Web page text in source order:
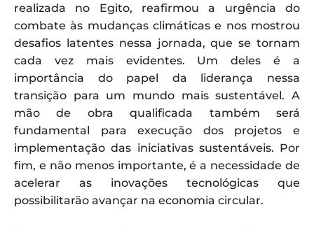
realizada no Egito, reafirmou a urgência do
combate às mudanças climáticas e nos mostrou
desafios latentes nessa jornada, que se tornam
cada vez mais evidentes. Um deles é a
importância do papel da liderança nessa
transição para um mundo mais sustentável. A
mão de obra qualificada também será
fundamental para execução dos projetos e
implementação das iniciativas sustentáveis. Por
fim, e não menos importante, é a necessidade de
acelerar as inovações tecnológicas que
possibilitarão avançar na economia circular.